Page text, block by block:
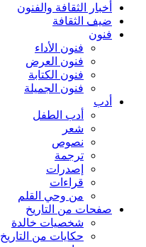
أخبار الثقافة والفنون
ضيف الثقافة
فنون
فنون الأداء
فنون العرض
فنون الكتابة
فنون الجميلة
أدب
أدب الطفل
شعر
نصوص
ترجمة
إصدرات
قراءات
من وحي القلم
صفحات من التاريخ
شخصيات خالدة
حكايات من التاريخ